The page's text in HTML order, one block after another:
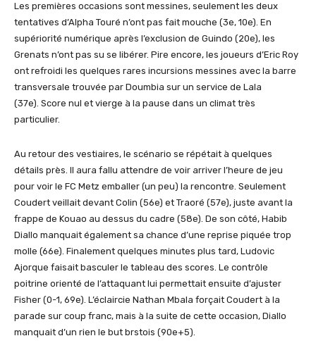
Les premières occasions sont messines, seulement les deux
tentatives d’Alpha Touré n’ont pas fait mouche (3e, 10e). En
supériorité numérique après l’exclusion de Guindo (20e), les
Grenats n’ont pas su se libérer. Pire encore, les joueurs d’Eric Roy
ont refroidi les quelques rares incursions messines avec la barre
transversale trouvée par Doumbia sur un service de Lala
(37e). Score nul et vierge à la pause dans un climat très
particulier.
Au retour des vestiaires, le scénario se répétait à quelques
détails près. Il aura fallu attendre de voir arriver l’heure de jeu
pour voir le FC Metz emballer (un peu) la rencontre. Seulement
Coudert veillait devant Colin (56e) et Traoré (57e), juste avant la
frappe de Kouao au dessus du cadre (58e). De son côté, Habib
Diallo manquait également sa chance d’une reprise piquée trop
molle (66e). Finalement quelques minutes plus tard, Ludovic
Ajorque faisait basculer le tableau des scores. Le contrôle
poitrine orienté de l’attaquant lui permettait ensuite d’ajuster
Fisher (0-1, 69e). L’éclaircie Nathan Mbala forçait Coudert à la
parade sur coup franc, mais à la suite de cette occasion, Diallo
manquait d’un rien le but brstois (90e+5).